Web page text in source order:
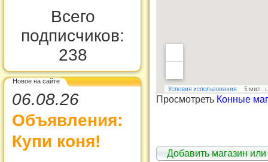
Всего
подписчиков:
238
Новое на сайте
06.08.26
Объявления:
Купи коня!
Просмотреть Конные
Добавить магазин или